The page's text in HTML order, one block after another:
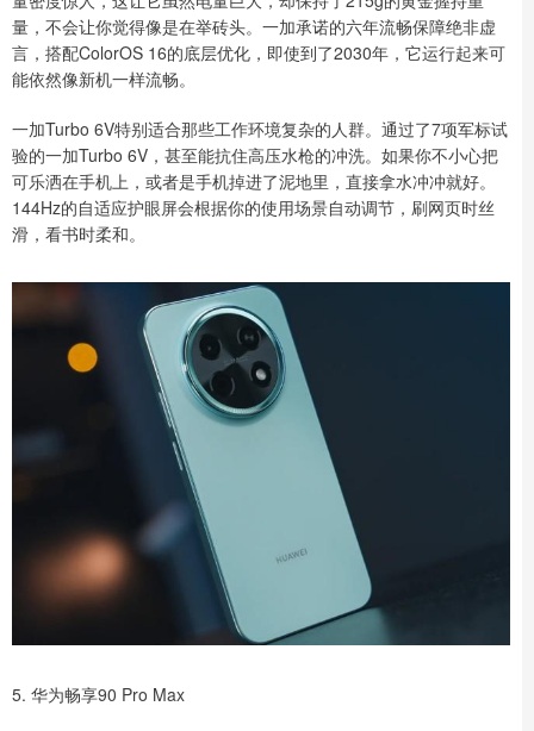
量，不会让你觉得像是在举砖头。一加承诺的六年流畅保障绝非虚
言，搭配ColorOS 16的底层优化，即使到了2030年，它运行起来可
能依然像新机一样流畅。
一加Turbo 6V特别适合那些工作环境复杂的人群。通过了7项军标试
验的一加Turbo 6V，甚至能抗住高压水枪的冲洗。如果你不小心把
可乐洒在手机上，或者是手机掉进了泥地里，直接拿水冲冲就好。
144Hz的自适应护眼屏会根据你的使用场景自动调节，刷网页时丝
滑，看书时柔和。
5. 华为畅享90 Pro Max